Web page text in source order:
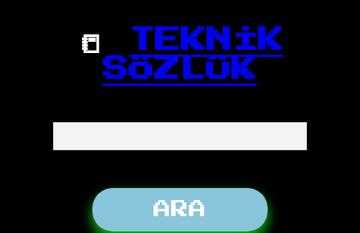
📒
TEKNİK
SÖZLÜK